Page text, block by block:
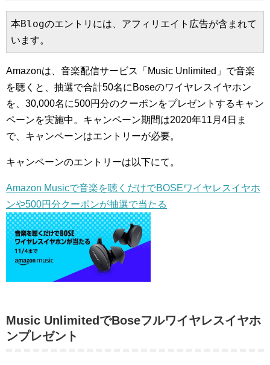
本Blogのエントリには、アフィリエイト広告が含まれて
います。
Amazonは、音楽配信サービス「Music Unlimited」で音楽
を聴くと、抽選で合計50名にBoseのワイヤレスイヤホン
を、30,000名に500円分のクーポンをプレゼントするキャン
ペーンを実施中。キャンペーン期間は2020年11月4日ま
で、キャンペーンはエントリーが必要。
キャンペーンのエントリーは以下にて。
Amazon Musicで音楽を聴くだけでBOSEワイヤレスイヤホ
ンや500円分クーポンが抽選で当たる
Music UnlimitedでBoseフルワイヤレスイヤホ
ンプレゼント